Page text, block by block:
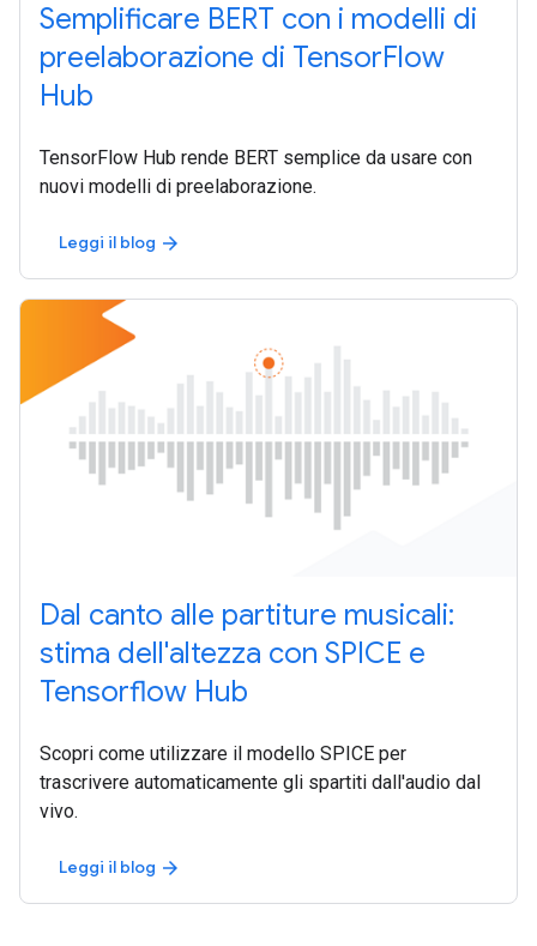
Semplificare BERT con i modelli di
preelaborazione di TensorFlow
Hub
TensorFlow Hub rende BERT semplice da usare con
nuovi modelli di preelaborazione.
Leggi il blog arrow_forward
Dal canto alle partiture musicali:
stima dell'altezza con SPICE e
Tensorflow Hub
Scopri come utilizzare il modello SPICE per
trascrivere automaticamente gli spartiti dall'audio dal
vivo.
Leggi il blog arrow_forward